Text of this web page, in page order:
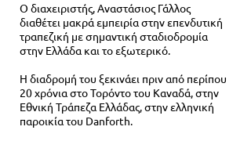
Ο διαχειριστής, Αναστάσιος Γάλλος
διαθέτει μακρά εμπειρία στην επενδυτική
τραπεζική με σημαντική σταδιοδρομία
στην Ελλάδα και το εξωτερικό.
Η διαδρομή του ξεκινάει πριν από περίπου
20 χρόνια στο Τορόντο του Καναδά, στην
Εθνική Τράπεζα Ελλάδας, στην ελληνική
παροικία του Danforth.